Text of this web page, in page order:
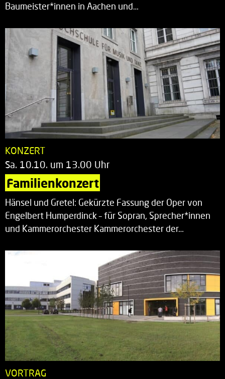
Baumeister*innen in Aachen und…
KONZERT
Sa. 10.10. um 13.00 Uhr
Familienkonzert
Hänsel und Gretel: Gekürzte Fassung der Oper von
Engelbert Humperdinck – für Sopran, Sprecher*innen
und Kammerorchester Kammerorchester der…
VORTRAG